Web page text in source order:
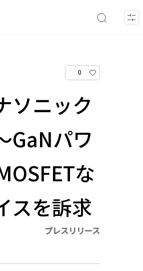
0
ソニック
GaNパワ
な
スを訴求
プレスリリース